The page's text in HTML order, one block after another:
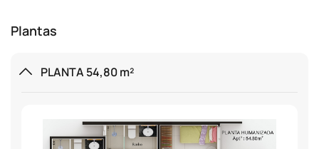
Plantas
PLANTA 54,80 m²